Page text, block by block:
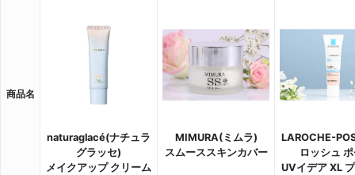
商品名
naturaglacé(ナチュラ
グラッセ)
メイクアップ クリーム
MIMURA(ミムラ)
スムーススキンカバー
LAROCHE-
ロッシュ
UVイデア XL